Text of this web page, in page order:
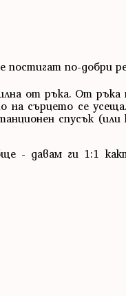
постигат по-добри
от ръка. От ръка
на сърцето се
спусък (или
- давам ги 1:1